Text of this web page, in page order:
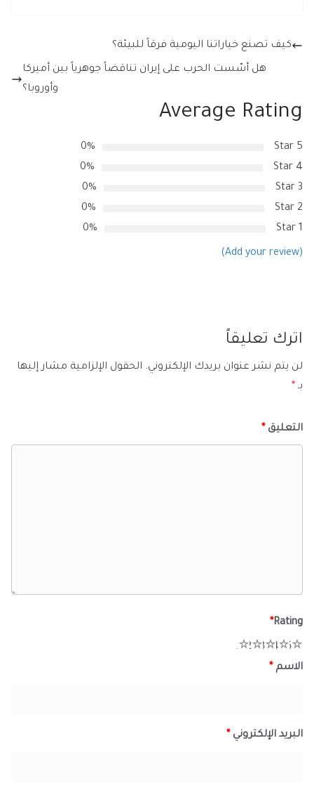
كيف تصنع خياراتنا اليومية فرقاً للبيئة؟
هل أسّست الحرب على إيران تناقضاً جوهرياً بين أميركا
وأوروبا؟
Average Rating
5 Star
0%
4 Star
0%
3 Star
0%
2 Star
0%
1 Star
0%
(Add your review)
اترك تعليقاً
لن يتم نشر عنوان بريدك الإلكتروني. الحقول الإلزامية مشار إليها
بـ *
التعليق *
Rating
*
5
4
3
2
الاسم *
البريد الإلكتروني *